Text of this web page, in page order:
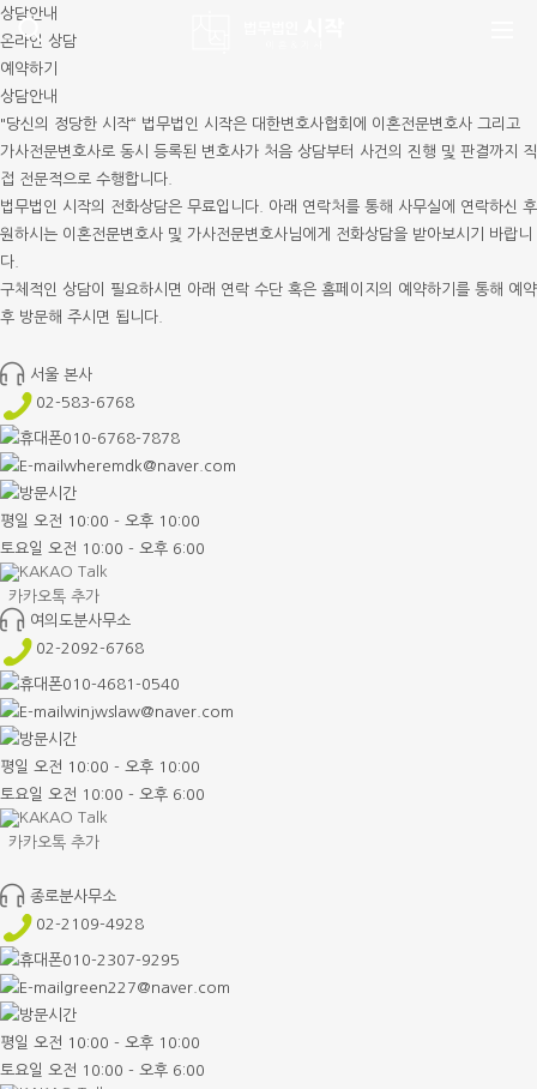
메뉴바로가기
본문바로가기
상담안내
온라인 상담
예약하기
상담안내
"당신의 정당한 시작“ 법무법인 시작은 대한변호사협회에 이혼전문변호사 그리고
가사전문변호사로 동시 등록된 변호사가 처음 상담부터 사건의 진행 및 판결까지 직
접 전문적으로 수행합니다.
법무법인 시작의 전화상담은 무료입니다. 아래 연락처를 통해 사무실에 연락하신 후
원하시는 이혼전문변호사 및 가사전문변호사님에게 전화상담을 받아보시기 바랍니
다.
구체적인 상담이 필요하시면 아래 연락 수단 혹은 홈페이지의 예약하기를 통해 예약
후 방문해 주시면 됩니다.
서울 본사
02-583-6768
010-6768-7878
wheremdk@naver.com
평일 오전 10:00 - 오후 10:00
토요일 오전 10:00 - 오후 6:00
카카오톡 추가
여의도분사무소
02-2092-6768
010-4681-0540
winjwslaw@naver.com
평일 오전 10:00 - 오후 10:00
토요일 오전 10:00 - 오후 6:00
카카오톡 추가
종로분사무소
02-2109-4928
010-2307-9295
green227@naver.com
평일 오전 10:00 - 오후 10:00
토요일 오전 10:00 - 오후 6:00